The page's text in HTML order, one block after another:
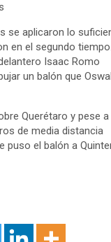
se aplicaron lo
en el segundo
Isaac Romo
un balón que
Querétaro y pese a
de media distancia
puso el balón a